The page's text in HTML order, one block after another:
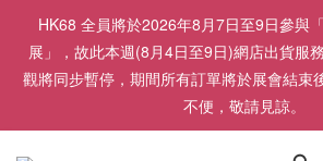
HK68 全員將於2026年8月7日至9日參與
展」，故此本週(8月4日至9日)網店出貨服
觀將同步暫停，期間所有訂單將於展會結束
不便，敬請見諒。